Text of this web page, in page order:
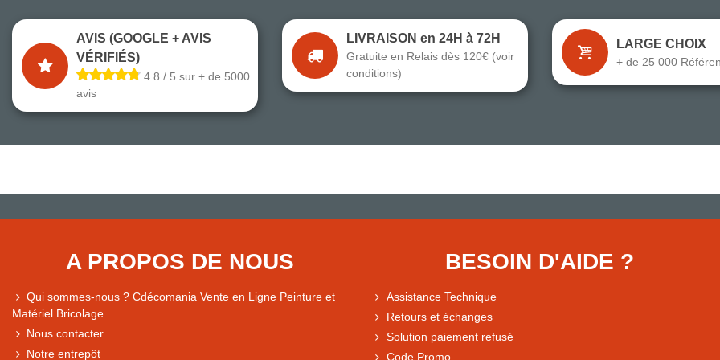
AVIS (GOOGLE + AVIS
VÉRIFIÉS)
4.8 / 5 sur + de 5000
avis
LIVRAISON en 24H à 72H
Gratuite en Relais dès 120€ (voir
conditions)
LARGE CHOIX
+ de 25 000
A PROPOS DE NOUS
Qui sommes-nous ? Cdécomania Vente en Ligne Peinture et
Matériel Bricolage
Nous contacter
Notre entrepôt
BESOIN D'AIDE ?
Assistance Technique
Retours et échanges
Solution paiement refusé
Code Promo